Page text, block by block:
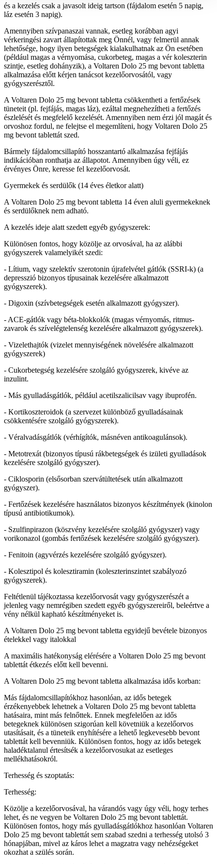
és a kezelés csak a javasolt ideig tartson (fájdalom esetén 5 napig,
láz esetén 3 napig).
Amennyiben szívpanaszai vannak, esetleg korábban agyi
vérkeringési zavart állapítottak meg Önnél, vagy felmerül annak
lehetősége, hogy ilyen betegségek kialakulhatnak az Ön esetében
(például magas a vérnyomása, cukorbeteg, magas a vér koleszterin
szintje, esetleg dohányzik), a Voltaren Dolo 25 mg bevont tabletta
alkalmazása előtt kérjen tanácsot kezelőorvosától, vagy
gyógyszerésztől.
A Voltaren Dolo 25 mg bevont tabletta csökkentheti a fertőzések
tüneteit (pl. fejfájás, magas láz), ezáltal megnehezítheti a fertőzés
észlelését és megfelelő kezelését. Amennyiben nem érzi jól magát és
orvoshoz fordul, ne felejtse el megemlíteni, hogy Voltaren Dolo 25
mg bevont tablettát szed.
Bármely fájdalomcsillapító hosszantartó alkalmazása fejfájás
indikációban ronthatja az állapotot. Amennyiben úgy véli, ez
érvényes Önre, keresse fel kezelőorvosát.
Gyermekek és serdülők (14 éves életkor alatt)
A Voltaren Dolo 25 mg bevont tabletta 14 éven aluli gyermekeknek
és serdülőknek nem adható.
A kezelés ideje alatt szedett egyéb gyógyszerek:
Különösen fontos, hogy közölje az orvosával, ha az alábbi
gyógyszerek valamelyikét szedi:
- Lítium, vagy szelektív szerotonin újrafelvétel gátlók (SSRI-k) (a
depresszió bizonyos típusainak kezelésére alkalmazott
gyógyszerek).
- Digoxin (szívbetegségek esetén alkalmazott gyógyszer).
- ACE-gátlók vagy béta-blokkolók (magas vérnyomás, ritmus-
zavarok és szívelégtelenség kezelésére alkalmazott gyógyszerek).
- Vizelethajtók (vizelet mennyiségének növelésére alkalmazott
gyógyszerek)
- Cukorbetegség kezelésére szolgáló gyógyszerek, kivéve az
inzulint.
- Más gyulladásgátlók, például acetilszalicilsav vagy ibuprofén.
- Kortikoszteroidok (a szervezet különböző gyulladásainak
csökkentésére szolgáló gyógyszerek).
- Véralvadásgátlók (vérhígítók, másnéven antikoagulánsok).
- Metotrexát (bizonyos típusú rákbetegségek és izületi gyulladások
kezelésére szolgáló gyógyszer).
- Ciklosporin (elsősorban szervátültetések után alkalmazott
gyógyszer).
- Fertőzések kezelésére használatos bizonyos készítmények (kinolon
típusú antibiotikumok).
- Szulfinpirazon (köszvény kezelésére szolgáló gyógyszer) vagy
vorikonazol (gombás fertőzések kezelésére szolgáló gyógyszer).
- Fenitoin (agyvérzés kezelésére szolgáló gyógyszer).
- Kolesztipol és kolesztiramin (koleszterinszintet szabályozó
gyógyszerek).
Feltétlenül tájékoztassa kezelőorvosát vagy gyógyszerészét a
jelenleg vagy nemrégiben szedett egyéb gyógyszereiről, beleértve a
vény nélkül kapható készítményeket is.
A Voltaren Dolo 25 mg bevont tabletta egyidejű bevétele bizonyos
ételekkel vagy italokkal
A maximális hatékonyság elérésére a Voltaren Dolo 25 mg bevont
tablettát étkezés előtt kell bevenni.
A Voltaren Dolo 25 mg bevont tabletta alkalmazása idős korban:
Más fájdalomcsillapítókhoz hasonlóan, az idős betegek
érzékenyebbek lehetnek a Voltaren Dolo 25 mg bevont tabletta
hatásaira, mint más felnőttek. Ennek megfelelően az idős
betegeknek különösen szigorúan kell követniük a kezelőorvos
utasításait, és a tüneteik enyhítésére a lehető legkevesebb bevont
tablettát kell bevenniük. Különösen fontos, hogy az idős betegek
haladéktalanul értesítsék a kezelőorvosukat az esetleges
mellékhatásokról.
Terhesség és szoptatás:
Terhesség:
Közölje a kezelőorvosával, ha várandós vagy úgy véli, hogy terhes
lehet, és ne vegyen be Voltaren Dolo 25 mg bevont tablettát.
Különösen fontos, hogy más gyulladásgátlókhoz hasonlóan Voltaren
Dolo 25 mg bevont tablettát sem szabad szedni a terhesség utolsó 3
hónapjában, mivel az káros lehet a magzatra vagy nehézségeket
okozhat a szülés során.